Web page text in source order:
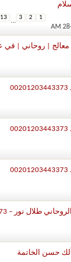
1
2
3
...
| روحاني | في
شيخ روحاني صادق
حسن الخاتمة